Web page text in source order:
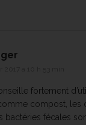
fortement
compost, les
bactéries fécales